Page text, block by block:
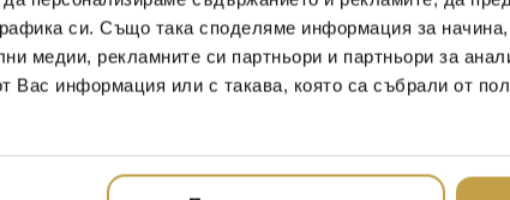
си. Също така споделяме информация за начина,
медии, рекламните си партньори и партньори за
Вас информация или с такава, която са събрали от
(430.28
лв.).
143 €
(279.68
лв.).
45% Намаление